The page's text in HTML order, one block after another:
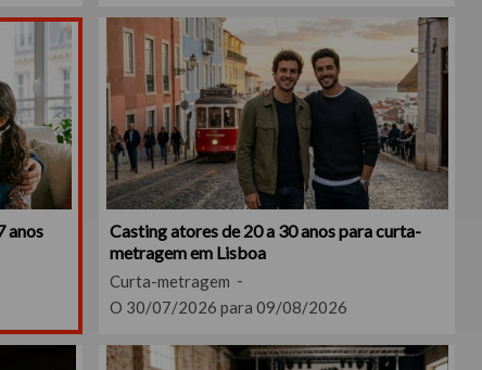
anos
Casting atores de 20 a 30 anos para curta-
metragem em Lisboa
Curta-metragem
O 30/07/2026 para 09/08/2026